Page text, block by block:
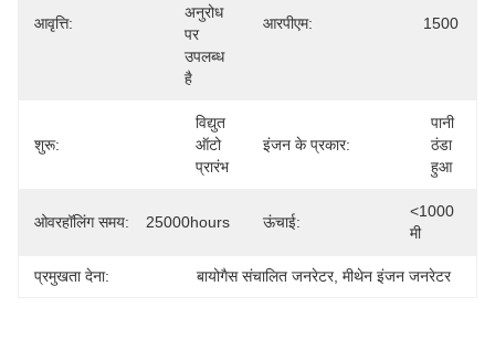
आवृत्ति:
अनुरोध
पर
उपलब्ध
है
आरपीएम: 1500
शुरू:
विद्युत
ऑटो
प्रारंभ
इंजन के प्रकार:
पानी
ठंडा
हुआ
ओवरहॉलिंग समय: 25000hours ऊंचाई:
<1000
मी
प्रमुखता देना: बायोगैस संचालित जनरेटर, मीथेन इंजन जनरेटर